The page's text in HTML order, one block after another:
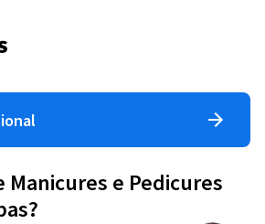
Manicures e Pedicures